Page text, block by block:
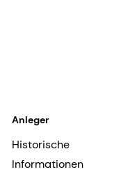
Anleger
Historische
Informationen